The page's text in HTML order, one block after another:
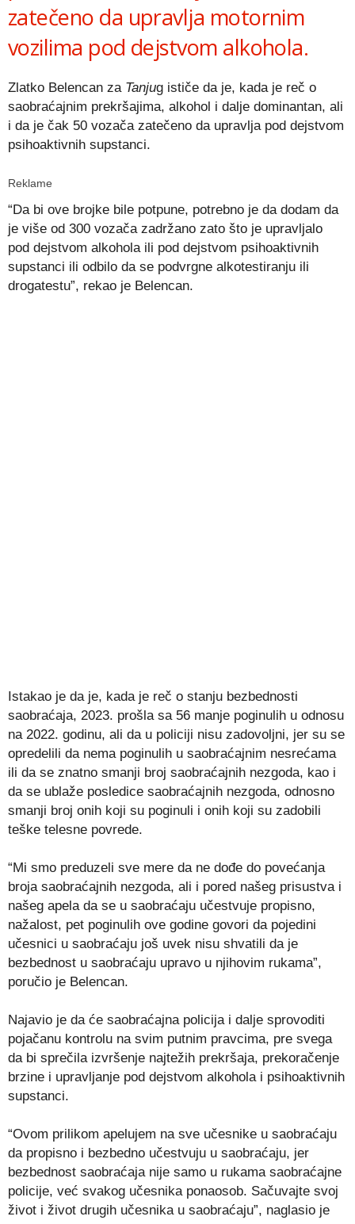
zatečeno da upravlja motornim
vozilima pod dejstvom alkohola.
Zlatko Belencan za Tanjug ističe da je, kada je reč o
saobraćajnim prekršajima, alkohol i dalje dominantan, ali
i da je čak 50 vozača zatečeno da upravlja pod dejstvom
psihoaktivnih supstanci.
Reklame
“Da bi ove brojke bile potpune, potrebno je da dodam da
je više od 300 vozača zadržano zato što je upravljalo
pod dejstvom alkohola ili pod dejstvom psihoaktivnih
supstanci ili odbilo da se podvrgne alkotestiranju ili
drogatestu”, rekao je Belencan.
Istakao je da je, kada je reč o stanju bezbednosti
saobraćaja, 2023. prošla sa 56 manje poginulih u odnosu
na 2022. godinu, ali da u policiji nisu zadovoljni, jer su se
opredelili da nema poginulih u saobraćajnim nesrećama
ili da se znatno smanji broj saobraćajnih nezgoda, kao i
da se ublaže posledice saobraćajnih nezgoda, odnosno
smanji broj onih koji su poginuli i onih koji su zadobili
teške telesne povrede.
“Mi smo preduzeli sve mere da ne dođe do povećanja
broja saobraćajnih nezgoda, ali i pored našeg prisustva i
našeg apela da se u saobraćaju učestvuje propisno,
nažalost, pet poginulih ove godine govori da pojedini
učesnici u saobraćaju još uvek nisu shvatili da je
bezbednost u saobraćaju upravo u njihovim rukama”,
poručio je Belencan.
Najavio je da će saobraćajna policija i dalje sprovoditi
pojačanu kontrolu na svim putnim pravcima, pre svega
da bi sprečila izvršenje najtežih prekršaja, prekoračenje
brzine i upravljanje pod dejstvom alkohola i psihoaktivnih
supstanci.
“Ovom prilikom apelujem na sve učesnike u saobraćaju
da propisno i bezbedno učestvuju u saobraćaju, jer
bezbednost saobraćaja nije samo u rukama saobraćajne
policije, već svakog učesnika ponaosob. Sačuvajte svoj
život i život drugih učesnika u saobraćaju”, naglasio je